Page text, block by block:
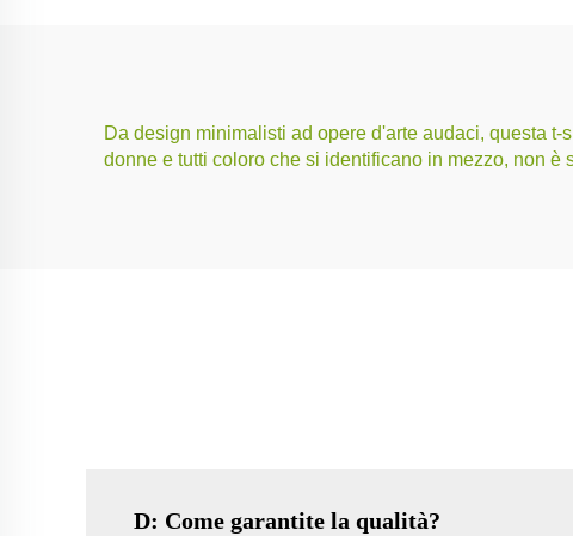
Da design minimalisti ad opere d'arte audaci, questa
donne e tutti coloro che si identificano in mezzo, non
D: Come garantite la qualità?